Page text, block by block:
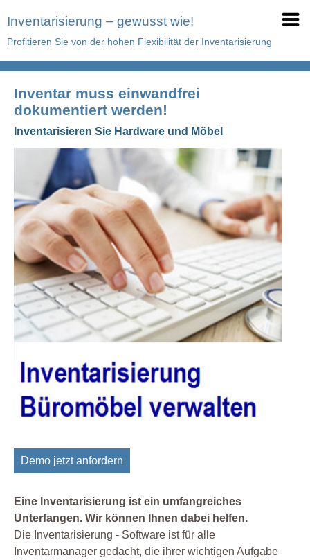
Inventarisierung – gewusst wie!
Profitieren Sie von der hohen Flexibilität der Inventarisierung
Inventar muss einwandfrei
dokumentiert werden!
Inventarisieren Sie Hardware und Möbel
Demo jetzt anfordern
Eine Inventarisierung ist ein umfangreiches
Unterfangen. Wir können Ihnen dabei helfen.
Die Inventarisierung - Software ist für alle
Inventarmanager gedacht, die ihrer wichtigen Aufgabe